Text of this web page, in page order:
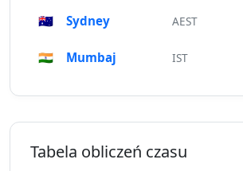
🇦🇺 Sydney AEST
🇮🇳 Mumbaj IST
Tabela obliczeń czasu